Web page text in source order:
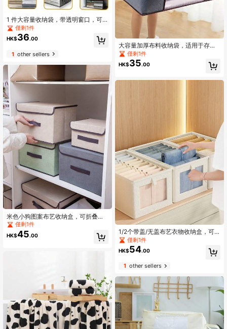
1 件大容量收纳袋，带透明窗口，可
折叠衣柜收纳袋，用于毯子，防尘服
装包装袋，适用于搬家、宿舍和出租
空间
僅剩1件
HK$36.00
1other sellers
米色小狗图案布艺收纳盒，可折叠设
计，拉链封口，超大容量，可收纳衣
物、被褥、玩具等，防尘，家居衣柜
解决方案，节省空间，便携式
僅剩1件
HK$45.00
大容量加厚布料收纳袋，适用于存放
被褥和衣物——可折叠、防潮、便
携，适合露营、居家和户外活动。
僅剩1件
HK$35.00
1/2个带盖/无盖布艺衣物收纳盒，可
折叠衣柜可视窗口服装收纳盒，家用
抽屉式牛仔裤收纳盒
僅剩1件
HK$54.00
1other sellers